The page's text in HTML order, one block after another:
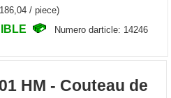
/ piece)
Numero darticle: 14246
HM - Couteau de